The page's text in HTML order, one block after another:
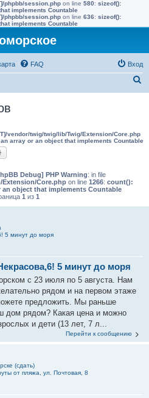
phpbb/session.php on line 580: sizeof():
implements Countable
phpbb/session.php on line 636: sizeof():
implements Countable
FAQ Вход
к
vendor/twig/twig/lib/Twig/Extension/Core.php
array or an object that implements Countable
Debug] PHP Warning: in file
Core.phpon line 1266: count():
an object that implements Countable
1 из 1
5 минут до моря
5 минут до моря
с 23 июля по 5 августа. Нам
рядом и на первом этаже
предложить. Мы раньше
дом рядом? Какая цена и можно
и дети (13 лет, 7 л...
Перейти к сообщению
(сдать)
от пляжа, ул. Почтовая, 8